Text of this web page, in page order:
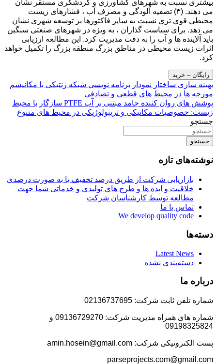
بیشتری نسبت به شهرهای کشاورزی و گردشگری مستقر نشان
می دهند. (۳) تصفیه آلودگی و مصرف آب ، فشارهای زیست
محیطی قوی تری نسبت به سایر فاکتورها بر توسعه شهری نشان
می دهد. برای سیاست گذاران ، به ویژه در شهرهای صنعتی سنگین
باید آلاینده ها و آب را به دقت مدیریت کرد. این مطالعه ارزیابی
اثرات زیست محیطی در مناطق بزرگ منطقه بزرگ را تکمیل خواهد
کرد.
رایگان – خرید
راهبری
نوشته
بهینه سازی ساختار نمودار برنامه نویسی شبکه ژنتیکی با مکانیسم
مورچه ها در محیط های قطعی و تصادفی
پوشش های روان کننده جامد مبتنی بر آب PTFE سازگار با محیط
زیست: خصوصیات مکانیکی و تریبولوژیکی در محیط های متنوع
جستجو
جستجو
نوشته‌های تازه
بازاریابی شرکت از طریق درصد تخفیف یا به صورت درصدی
خلاقیت و ایده ها و طرح های تولیدی و خدماتی شما جهت
مطالعه توسط کارشناسان شرکت
تماس با ما
We develop quality code
دسته‌ها
Latest News
دسته‌بندی نشده
درباره ما
شماره تلفن ثابت شرکت: 02136737695
شماره های همراه مدیریت شرکت: 09136729270 و
09198325824
پست الکترونیکی شرکت: amin.hosein@gmail.com
parseprojects.com@gmail.com